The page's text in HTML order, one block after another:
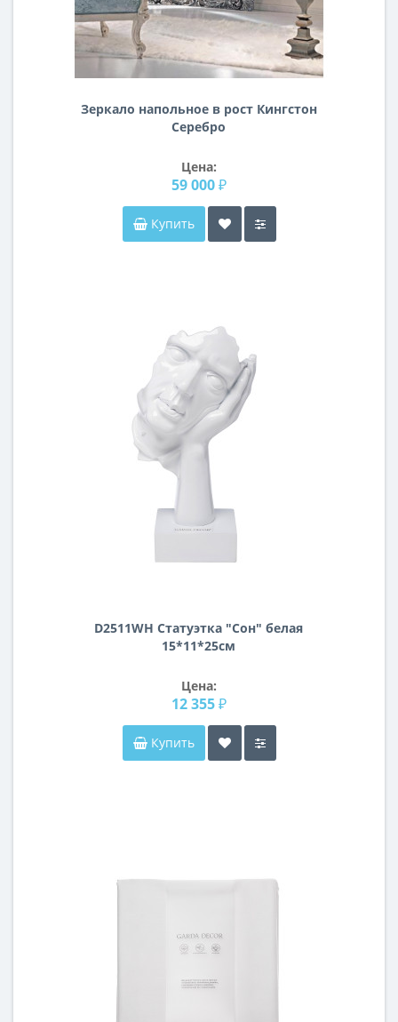
Зеркало напольное в рост Кингстон
Серебро
Цена:
59 000 ₽
Купить
D2511WH Статуэтка "Сон" белая
15*11*25см
Цена:
12 355 ₽
Купить